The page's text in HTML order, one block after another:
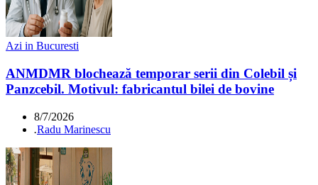
Azi in Bucuresti
ANMDMR blochează temporar serii din Colebil și
Panzcebil. Motivul: fabricantul bilei de bovine
8/7/2026
.Radu Marinescu